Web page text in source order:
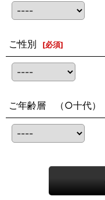
ご性別 [必須]
ご年齢層 （○十代）